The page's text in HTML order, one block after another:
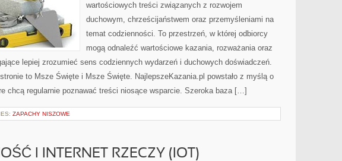
wartościowych treści związanych z rozwojem
duchowym, chrześcijaństwem oraz przemyśleniami na
temat codzienności. To przestrzeń, w której odbiorcy
mogą odnaleźć wartościowe kazania, rozważania oraz
lepiej zrozumieć sens codziennych wydarzeń i duchowych doświadczeń.
to Msze Święte i Msze Święte. NajlepszeKazania.pl powstało z myślą o
chcą regularnie poznawać treści niosące wsparcie. Szeroka baza […]
ZAPACHY NISZOWE
I INTERNET RZECZY (IOT)